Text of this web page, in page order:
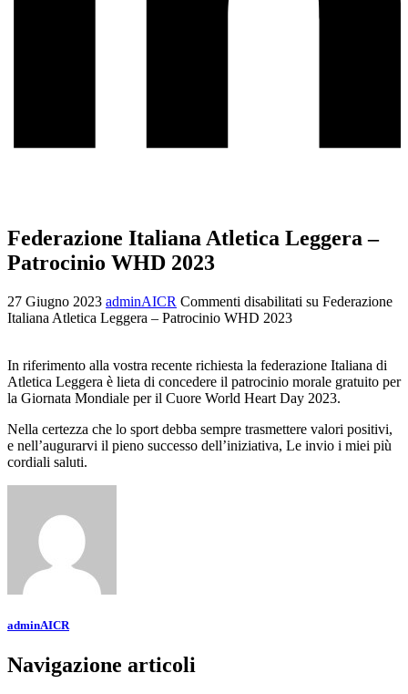
Federazione Italiana Atletica Leggera –
Patrocinio WHD 2023
27 Giugno 2023 adminAICR Commenti disabilitati su Federazione
Italiana Atletica Leggera – Patrocinio WHD 2023
In riferimento alla vostra recente richiesta la federazione Italiana di
Atletica Leggera è lieta di concedere il patrocinio morale gratuito per
la Giornata Mondiale per il Cuore World Heart Day 2023.
Nella certezza che lo sport debba sempre trasmettere valori positivi,
e nell’augurarvi il pieno successo dell’iniziativa, Le invio i miei più
cordiali saluti.
adminAICR
Navigazione articoli